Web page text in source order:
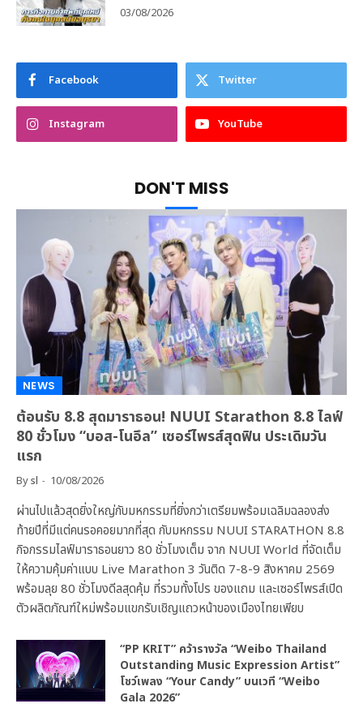
03/08/2026
Facebook Twitter
Instagram YouTube
DON'T MISS
NEWS
ต้อนรับ 8.8 สุดมาราธอน! NUUI Starathon 8.8 ไลฟ์
80 ชั่วโมง “บอส-โนอึล” เซอร์ไพรส์สุดฟิน ประเดิมวัน
แรก
Bysl 10/08/2026
ผ่านไปแล้วสุดยิ่งใหญ่กับมหกรรมที่ยิ่งกว่าเตรียมพร้อมเฉลิมฉลองส่ง
ท้ายปีที่มีแต่คนรอคอยมากที่สุด กับมหกรรม NUUI STARATHON 8.8
กิจกรรมไลฟ์มาราธอนยาว 80 ชั่วโมงเต็ม จาก NUUI World ที่จัดเต็ม
ให้ความคุ้มค่าแบบ Live Marathon 3 วันติด 7-8-9 สิงหาคม 2569
พร้อมลุย 80 ชั่วโมงดีลสุดคุ้ม ที่รวมทั้งโปร ของแถม และเซอร์ไพรส์เปิด
ตัวผลิตภัณฑ์ใหม่พร้อมแขกรับเชิญแถวหน้าของเมืองไทยเพียบ
“PP KRIT” คว้ารางวัล “Weibo Thailand
Outstanding Music Expression Artist”
โชว์เพลง “Your Candy” บนเวที “Weibo
Gala 2026”